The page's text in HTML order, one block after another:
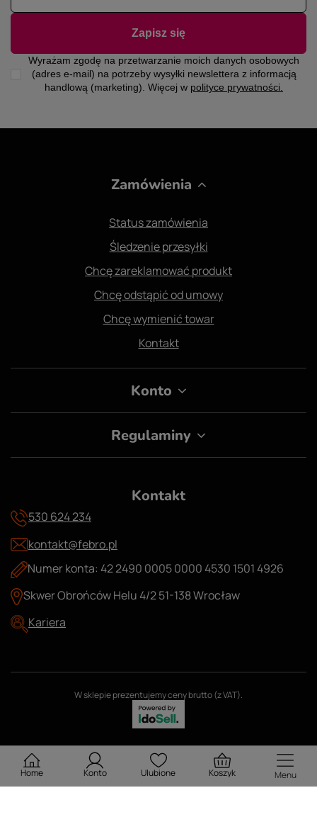
Wyrażam zgodę na przetwarzanie moich danych osobowych
(adres e-mail) na potrzeby wysyłki newslettera z informacją
handlową (marketing). Więcej w polityce prywatności.
Zapisz się
Zamówienia
Status zamówienia
Śledzenie przesyłki
Chcę zareklamować produkt
Chcę odstąpić od umowy
Chcę wymienić towar
Kontakt
Konto
Regulaminy
Kontakt
530 624 234
kontakt@febro.pl
Numer konta: 42 2490 0005 0000 4530 1501 4926
Skwer Obrońców Helu 4/2 51-138 Wrocław
Kariera
W sklepie prezentujemy ceny brutto (z VAT).
Home Konto Ulubione Koszyk Menu